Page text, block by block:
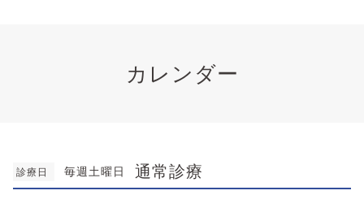
カレンダー
診療日 毎週土曜日 通常診療